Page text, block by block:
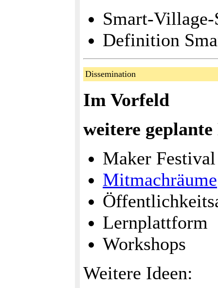
Smart-Village-
Definition
Dissemination
Im Vorfeld
weitere
Maker Festival
Mitmachräume
Lernplattform
Workshops
Weitere Ideen: